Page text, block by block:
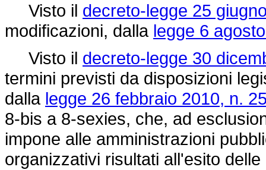
Visto il decreto-legge 25
modificazioni, dalla legge 6
Visto il decreto-legge 30
termini previsti da disposizioni
dalla legge 26 febbraio 2010, n.
8-bis a 8-sexies, che, ad
impone alle amministrazioni
organizzativi risultati all'esito